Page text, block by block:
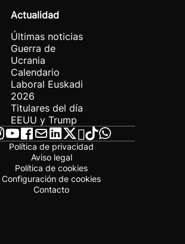
Actualidad
Últimas noticias
Guerra de
Ucrania
Calendario
Laboral Euskadi
2026
Titulares del día
EEUU y Trump
Política de privacidad
Aviso legal
Política de cookies
Configuración de cookies
Contacto